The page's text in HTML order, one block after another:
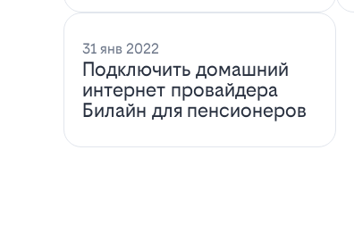
31 янв 2022
Подключить домашний
интернет провайдера
Билайн для пенсионеров